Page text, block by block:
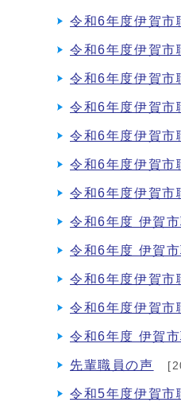
令和6年度伊賀市
令和6年度伊賀市
令和6年度伊賀市
令和6年度伊賀市
令和6年度伊賀市
令和6年度伊賀市
令和6年度伊賀市
令和6年度 伊賀
令和6年度 伊賀
令和6年度伊賀市
令和6年度伊賀市
令和6年度 伊賀
先輩職員の声
令和5年度伊賀市